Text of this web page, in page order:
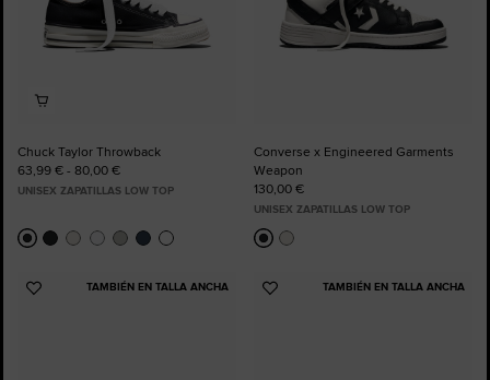
Chuck Taylor Throwback
63,99 € - 80,00 €
UNISEX ZAPATILLAS LOW TOP
Converse x Engineered Garments
Weapon
130,00 €
UNISEX ZAPATILLAS LOW TOP
TAMBIÉN EN TALLA ANCHA
Añadir
TAMBIÉN EN TALLA ANCHA
Añadir